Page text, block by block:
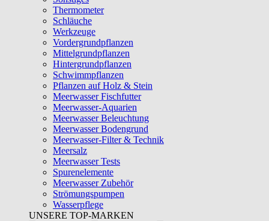
Thermometer
Schläuche
Werkzeuge
Vordergrundpflanzen
Mittelgrundpflanzen
Hintergrundpflanzen
Schwimmpflanzen
Pflanzen auf Holz & Stein
Meerwasser Fischfutter
Meerwasser-Aquarien
Meerwasser Beleuchtung
Meerwasser Bodengrund
Meerwasser-Filter & Technik
Meersalz
Meerwasser Tests
Spurenelemente
Meerwasser Zubehör
Strömungspumpen
Wasserpflege
UNSERE TOP-MARKEN